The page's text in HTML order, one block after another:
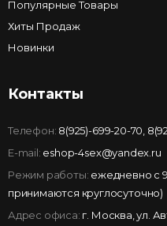
Популярные Товары
Хиты Продаж
Новинки
Контакты
Телефон: 8(925)-699-20-70
E-mail: eshop-4sex@yandex.ru
Режим работы: ежедневно с 9
принимаются круглосуточно)
Адрес офиса: г. Москва, ул.